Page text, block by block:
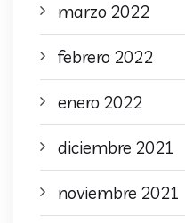
marzo 2022
febrero 2022
enero 2022
diciembre 2021
noviembre 2021